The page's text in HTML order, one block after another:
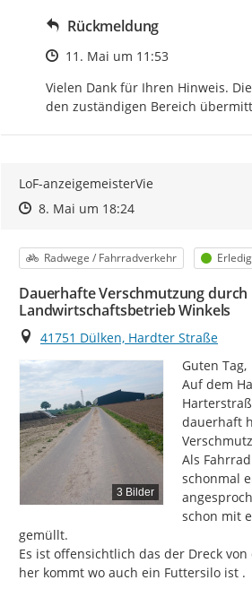
Rückmeldung
Zeitpunkt des Erstellens
11. Mai um 11:53
Vielen Dank für Ihren Hinweis.
den zuständigen Bereich
LoF-anzeigemeisterVie
Zeitpunkt des Erstellens
Zeitpunkt des Erstellens
8. Mai um 18:24Zur Äußerung
Kategorie
Radwege / Fahrradverkehr Status
Dauerhafte Verschmutzung durch
Landwirtschaftsbetrieb Winkels
Ort
41751 Dülken, Hardter Straße
3 Bilder
Guten Tag,
Auf dem
dauerhaft
Als
schonmal
schon mit
gemüllt.
Es ist offensichtlich das der Dreck
her kommt wo auch ein Futtersilo ist .